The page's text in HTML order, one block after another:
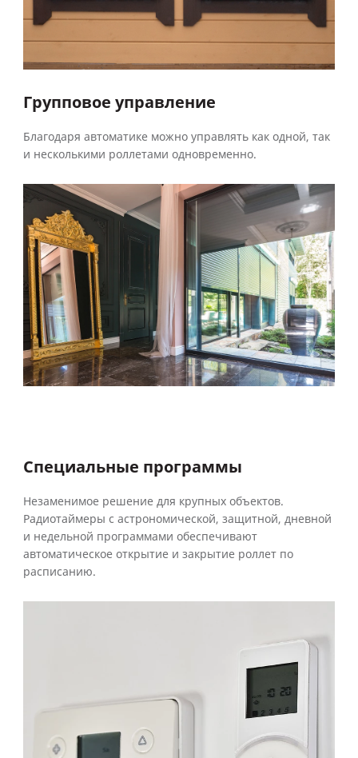
Групповое управление
Благодаря автоматике можно управлять как одной, так
и несколькими роллетами одновременно.
Специальные программы
Незаменимое решение для крупных объектов.
Радиотаймеры с астрономической, защитной, дневной
и недельной программами обеспечивают
автоматическое открытие и закрытие роллет по
расписанию.